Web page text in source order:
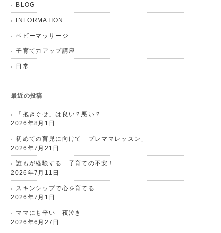
BLOG
INFORMATION
ベビーマッサージ
子育て力アップ講座
日常
最近の投稿
「抱きぐせ」は良い？悪い？
2026年8月1日
初めての育児に向けて「プレママレッスン」
2026年7月21日
誰もが経験する 子育ての不安！
2026年7月11日
スキンシップで心を育てる
2026年7月1日
ママにも辛い 夜泣き
2026年6月27日